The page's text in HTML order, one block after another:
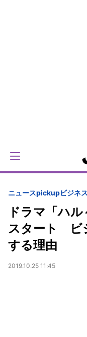
ニュースpickupビジネ
ドラマ「ハ
スタート ビ
する理由
2019.10.25 11:45